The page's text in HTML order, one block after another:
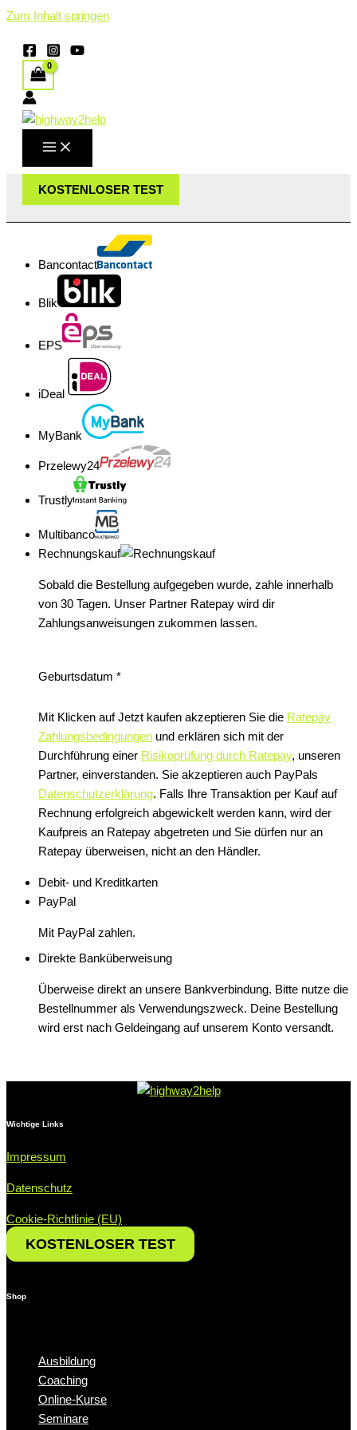
Zum Inhalt springen
KOSTENLOSER TEST
Bancontact
Blik
EPS
iDeal
MyBank
Przelewy24
Trustly
Multibanco
Rechnungskauf
Sobald die Bestellung aufgegeben wurde, zahle innerhalb
von 30 Tagen. Unser Partner Ratepay wird dir
Zahlungsanweisungen zukommen lassen.
Geburtsdatum *
Mit Klicken auf Jetzt kaufen akzeptieren Sie die Ratepay
Zahlungsbedingungen und erklären sich mit der
Durchführung einer Risikoprüfung durch Ratepay, unseren
Partner, einverstanden. Sie akzeptieren auch PayPals
Datenschutzerklärung. Falls Ihre Transaktion per Kauf auf
Rechnung erfolgreich abgewickelt werden kann, wird der
Kaufpreis an Ratepay abgetreten und Sie dürfen nur an
Ratepay überweisen, nicht an den Händler.
Debit- und Kreditkarten
PayPal
Mit PayPal zahlen.
Direkte Banküberweisung
Überweise direkt an unsere Bankverbindung. Bitte nutze die
Bestellnummer als Verwendungszweck. Deine Bestellung
wird erst nach Geldeingang auf unserem Konto versandt.
Wichtige Links
Impressum
Datenschutz
Cookie-Richtlinie (EU)
KOSTEN­LOSER TEST
Shop
Ausbildung
Coaching
Online-Kurse
Seminare